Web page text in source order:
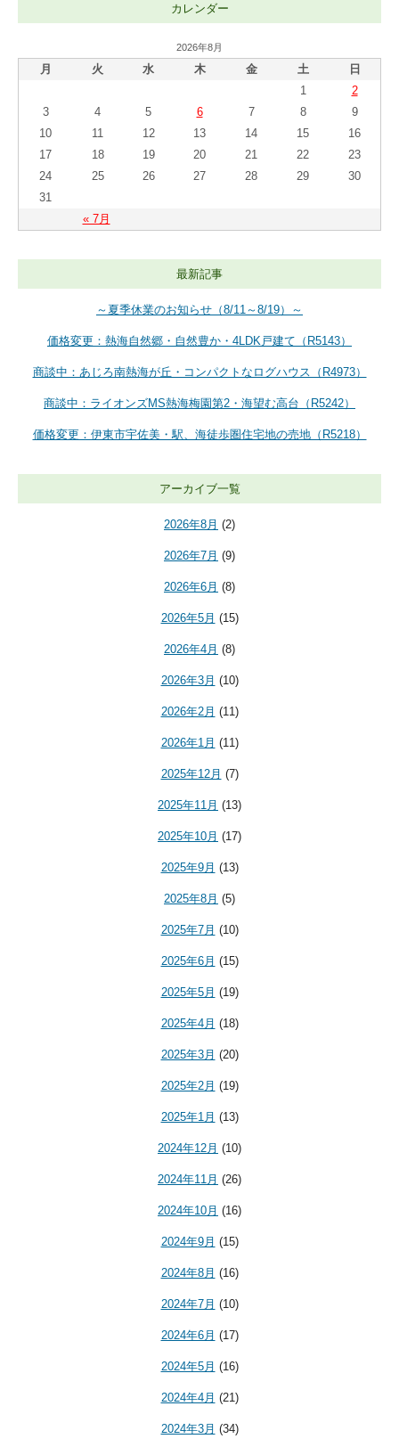
カレンダー
2026年8月
月 火 水 木 金 土 日
« 7月
1
2
3
4 5 6 7 8
9
10
11 12 13 14 15
16
17
18 19 20 21 22
23
24
25 26 27 28 29
30
31
最新記事
～夏季休業のお知らせ（8/11～8/19）～
価格変更：熱海自然郷・自然豊か・4LDK戸建て（R5143）
商談中：あじろ南熱海が丘・コンパクトなログハウス（R4973）
商談中：ライオンズMS熱海梅園第2・海望む高台（R5242）
価格変更：伊東市宇佐美・駅、海徒歩圏住宅地の売地（R5218）
アーカイブ一覧
2026年8月 (2)
2026年7月 (9)
2026年6月 (8)
2026年5月 (15)
2026年4月 (8)
2026年3月 (10)
2026年2月 (11)
2026年1月 (11)
2025年12月 (7)
2025年11月 (13)
2025年10月 (17)
2025年9月 (13)
2025年8月 (5)
2025年7月 (10)
2025年6月 (15)
2025年5月 (19)
2025年4月 (18)
2025年3月 (20)
2025年2月 (19)
2025年1月 (13)
2024年12月 (10)
2024年11月 (26)
2024年10月 (16)
2024年9月 (15)
2024年8月 (16)
2024年7月 (10)
2024年6月 (17)
2024年5月 (16)
2024年4月 (21)
2024年3月 (34)